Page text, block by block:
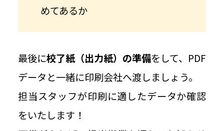
めてあるか
最後に校了紙（出力紙）の準備をして、PDF
データと一緒に印刷会社へ渡しましょう。
担当スタッフが印刷に適したデータか確認
をいたします！